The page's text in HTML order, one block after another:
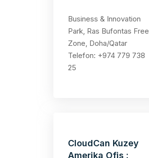
Business & Innovation
Park, Ras Bufontas Free
Zone, Doha/Qatar
Telefon: +974 779 738
25
CloudCan Kuzey
Amerika Ofis :